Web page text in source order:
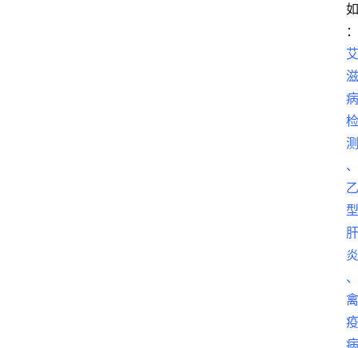
如
：
艾
滋
病
检
测
、
乙
型
肝
炎
、
禽
疫
病